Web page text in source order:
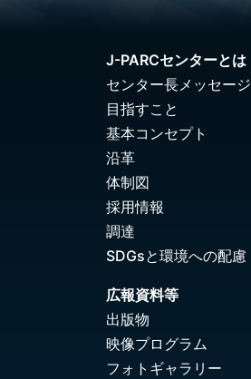
J-PARCセンターとは
センター長メッセージ
目指すこと
基本コンセプト
沿革
体制図
採用情報
調達
SDGsと環境への配慮
広報資料等
出版物
映像プログラム
フォトギャラリー